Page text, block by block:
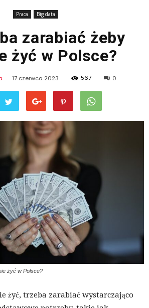
Praca Big data
zarabiać żeby
żyć w Polsce?
- 17 czerwca 2023 567 0
żyć w Polsce?
żyć, trzeba zarabiać wystarczająco